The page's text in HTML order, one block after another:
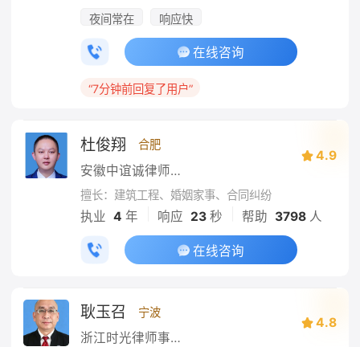
夜间常在 响应快
在线咨询
“7分钟前回复了用户”
杜俊翔 合肥
安徽中谊诚律师事务所
4.9
擅长：建筑工程、婚姻家事、合同纠纷
执业 4 年 响应 23秒 帮助 3798人
在线咨询
耿玉召 宁波
浙江时光律师事务所
4.8